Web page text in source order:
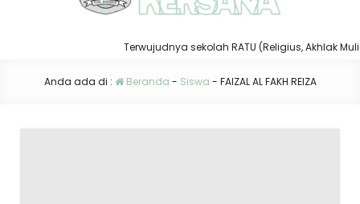
Terwujudnya sekolah RATU (Religius, Akhlak
Anda ada di : Beranda - Siswa - FAIZAL AL FAKH REIZA